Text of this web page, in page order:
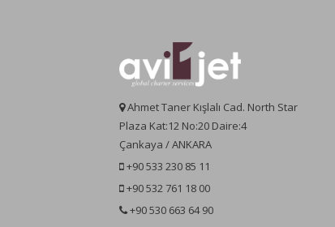
Ahmet Taner Kışlalı Cad. North Star
Plaza Kat:12 No:20 Daire:4
Çankaya / ANKARA
+90 533 230 85 11
+90 532 761 18 00
+90 530 663 64 90